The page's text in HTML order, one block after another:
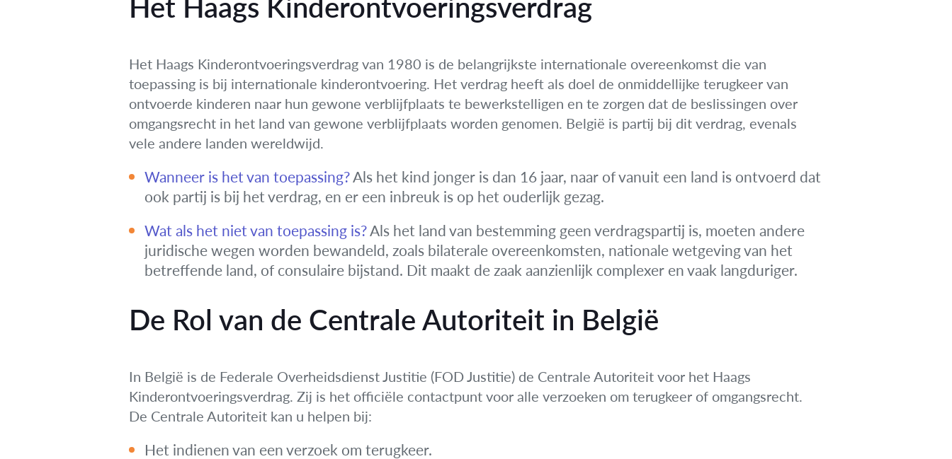
Het Haags Kinderontvoeringsverdrag
Het Haags Kinderontvoeringsverdrag van 1980 is de belangrijkste internationale overeenkomst die van
toepassing is bij internationale kinderontvoering. Het verdrag heeft als doel de onmiddellijke terugkeer van
ontvoerde kinderen naar hun gewone verblijfplaats te bewerkstelligen en te zorgen dat de beslissingen over
omgangsrecht in het land van gewone verblijfplaats worden genomen. België is partij bij dit verdrag, evenals
vele andere landen wereldwijd.
Wanneer is het van toepassing?Als het kind jonger is dan 16 jaar, naar of vanuit een land is ontvoerd dat
ook partij is bij het verdrag, en er een inbreuk is op het ouderlijk gezag.
Wat als het niet van toepassing is?Als het land van bestemming geen verdragspartij is, moeten andere
juridische wegen worden bewandeld, zoals bilaterale overeenkomsten, nationale wetgeving van het
betreffende land, of consulaire bijstand. Dit maakt de zaak aanzienlijk complexer en vaak langduriger.
De Rol van de Centrale Autoriteit in België
In België is de Federale Overheidsdienst Justitie (FOD Justitie) de Centrale Autoriteit voor het Haags
Kinderontvoeringsverdrag. Zij is het officiële contactpunt voor alle verzoeken om terugkeer of omgangsrecht.
De Centrale Autoriteit kan u helpen bij:
Het indienen van een verzoek om terugkeer.